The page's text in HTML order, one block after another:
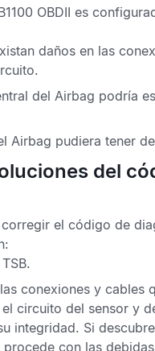
OBDII es
daños en las
del Airbag podría
Airbag pudiera tener
del
el código de
TSB.
conexiones y cables
circuito del sensor y
integridad. Si
con las debidas